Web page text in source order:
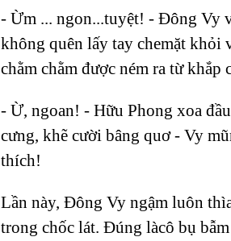
- Ừm ... ngon...tuyệt! - Đông Vy
không quên lấy tay chemặt khỏi
chằm chằm được ném ra từ khắp
- Ừ, ngoan! - Hữu Phong xoa
cưng, khẽ cười bâng quơ - Vy
thích!
Lần này, Đông Vy ngậm luôn
trong chốc lát. Đúng làcô bụ